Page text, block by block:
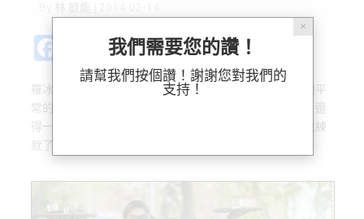
林 毓能
o
o
k
Pl
ur
X M
as
t
d
o
Bl
u
es
y
分
享
羅冰是桑尼國中的國文老師，同時也兼任了資訊組長，她平
常的工作很忙碌，除了要準備每天給同學們上課的內容，還
得一直應付從其他學校來參訪的校長、主任，所以羅冰也練
就了一身功夫，等於一個人有十雙手來處理校務～
✕
我們需要您的讚！
請幫我們按個讚！謝謝您對我們的
支持！